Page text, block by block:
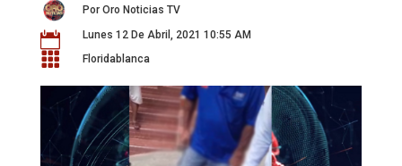
Por Oro Noticias TV
 Lunes 12 De Abril, 2021 10:55 AM
 Floridablanca